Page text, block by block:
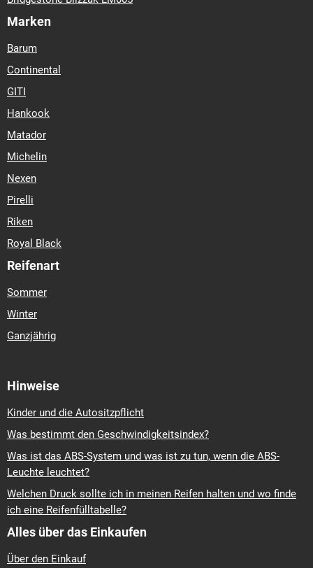
Marken
Barum
Continental
GITI
Hankook
Matador
Michelin
Nexen
Pirelli
Riken
Royal Black
Reifenart
Sommer
Winter
Ganzjährig
Hinweise
Kinder und die Autositzpflicht
Was bestimmt den Geschwindigkeitsindex?
Was ist das ABS-System und was ist zu tun, wenn die ABS-
Leuchte leuchtet?
Welchen Druck sollte ich in meinen Reifen halten und wo finde
ich eine Reifenfülltabelle?
Alles über das Einkaufen
Über den Einkauf